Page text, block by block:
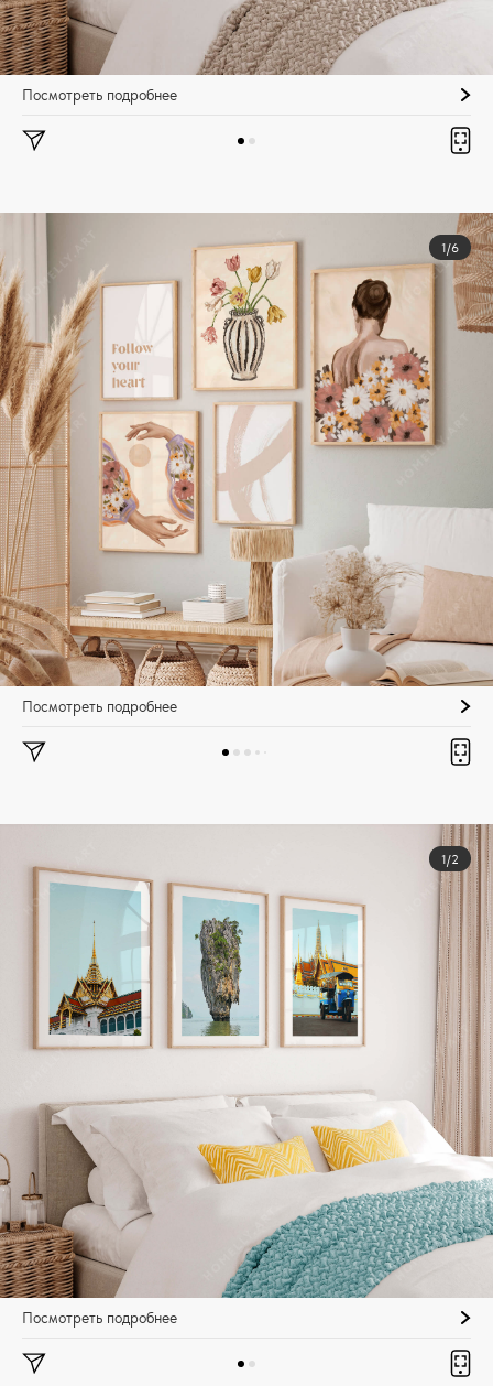
Посмотреть подробнее
1/6
Посмотреть подробнее
1/2
Посмотреть подробнее